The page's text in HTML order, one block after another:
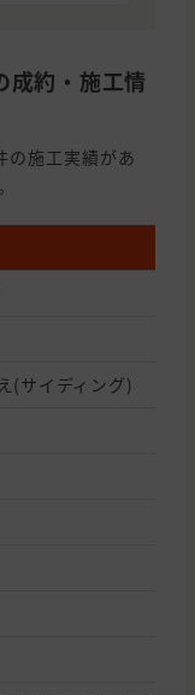
持ちすると思い
さんに決めた。
のでとても信
。
成約・施工情
の施工実績があ
(サイディング)